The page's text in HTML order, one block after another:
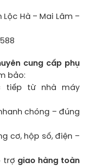
Lộc Hà – Mai Lâm –
588
cung cấp phụ
bảo:
tiếp từ nhà máy
chóng – đúng
cơ, hộp số, điện –
trợ giao hàng toàn